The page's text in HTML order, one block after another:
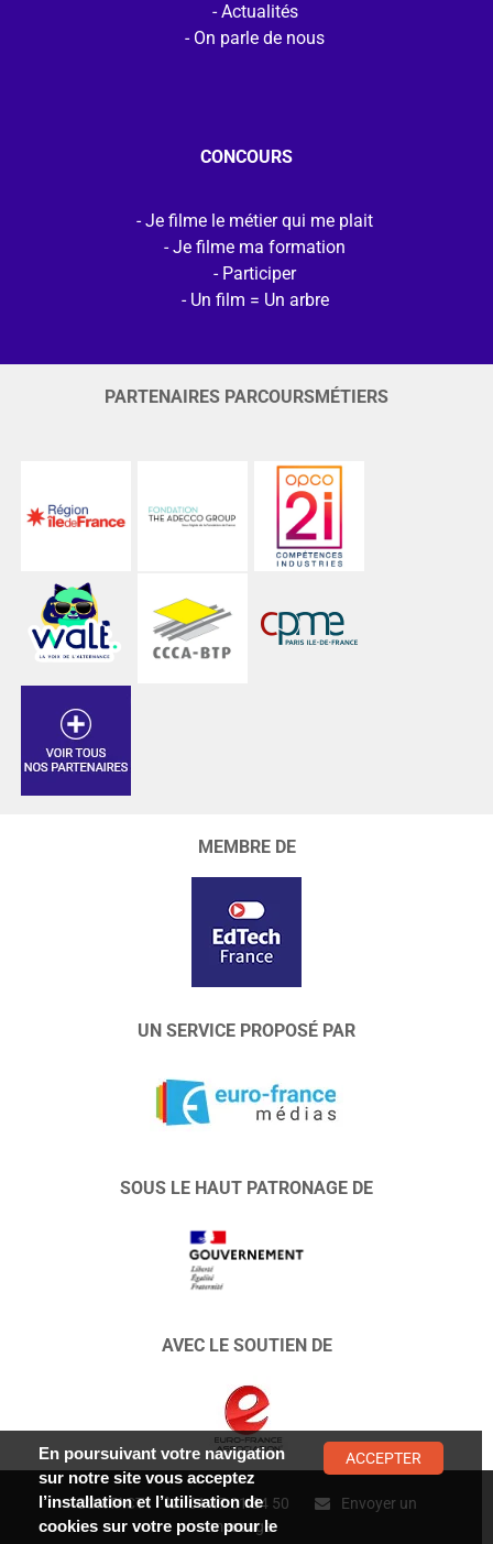
Actualités
On parle de nous
CONCOURS
Je filme le métier qui me plait
Je filme ma formation
Participer
Un film = Un arbre
PARTENAIRES PARCOURSMÉTIERS
MEMBRE DE
UN SERVICE PROPOSÉ PAR
SOUS LE HAUT PATRONAGE DE
AVEC LE SOUTIEN DE
CONTACT : 01 47 01 34 50
Envoyer un
message
En poursuivant votre navigation
sur notre site vous acceptez
l’installation et l’utilisation de
cookies sur votre poste pour le
ACCEPTER